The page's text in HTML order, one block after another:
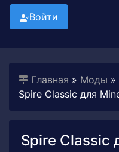
Войти
Главная » Моды »
Spire Classic для
Spire Classic